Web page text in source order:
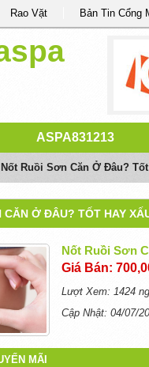
Rao Vặt Bản Tin Cổng
ASPA831213
Nốt Ruồi Sơn Căn Ở Đâu?
CĂN Ở ĐÂU? TỐT HAY
Nốt Ruồi Sơn
Giá Bán:
Lượt Xem: 1424
Cập Nhật: 04/07/
MÃI